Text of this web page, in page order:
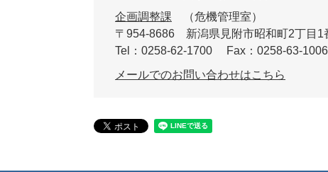
企画調整課
危機管理室
〒954-8686
新潟県見附市昭和町2丁目1
Tel：0258-62-1700
Fax：0258-63-1006
メールでのお問い合わせはこちら